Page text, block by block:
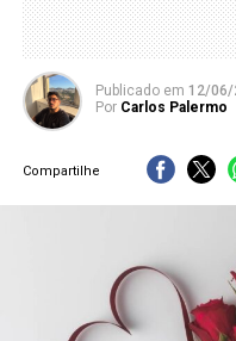
Publicado em 12/06/
Por Carlos Palermo
Compartilhe